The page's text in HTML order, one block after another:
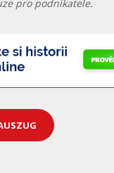
pro podnikatele.